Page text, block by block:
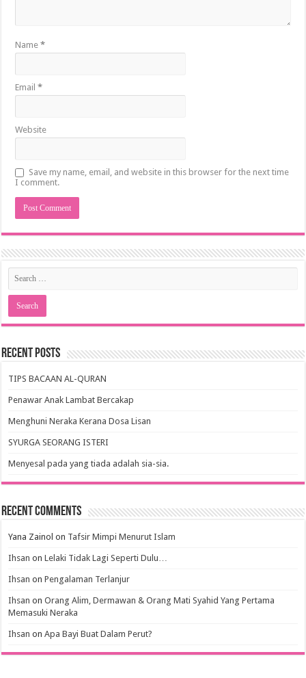
Name*
Email*
Website
Save my name, email, and website in this browser for the next time
I comment.
Recent Posts
TIPS BACAAN AL-QURAN
Penawar Anak Lambat Bercakap
Menghuni Neraka Kerana Dosa Lisan
SYURGA SEORANG ISTERI
Menyesal pada yang tiada adalah sia-sia.
Recent Comments
Yana Zainol on Tafsir Mimpi Menurut Islam
Ihsan onLelaki Tidak Lagi Seperti Dulu…
Ihsan onPengalaman Terlanjur
Ihsan onOrang Alim, Dermawan & Orang Mati Syahid Yang Pertama
Memasuki Neraka
Ihsan onApa Bayi Buat Dalam Perut?